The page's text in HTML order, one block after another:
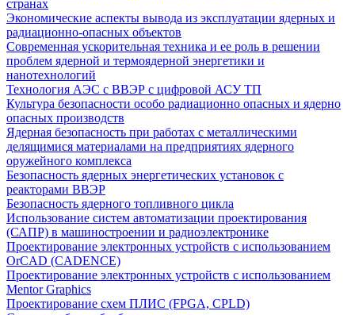
странах
Экономические аспекты вывода из эксплуатации ядерных и
радиационно-опасных объектов
Современная ускорительная техника и ее роль в решении
проблем ядерной и термоядерной энергетики и
нанотехнологий
Технология АЭС с ВВЭР с цифровой АСУ ТП
Культура безопасности особо радиационно опасных и ядерно
опасных производств
Ядерная безопасность при работах с металлическими
делящимися материалами на предприятиях ядерного
оружейного комплекса
Безопасность ядерных энергетических установок с
реакторами ВВЭР
Безопасность ядерного топливного цикла
Использование систем автоматизации проектирования
(САПР) в машиностроении и радиоэлектронике
Проектирование электронных устройств с использованием
OrCAD (CADENCE)
Проектирование электронных устройств с использованием
Mentor Graphics
Проектирование схем ПЛИС (FPGA, CPLD)